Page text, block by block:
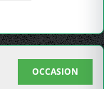
OCCASION